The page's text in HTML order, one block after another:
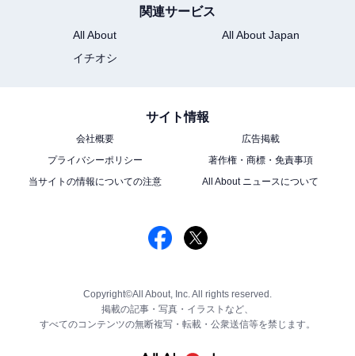
関連サービス
All About
All About Japan
イチオシ
サイト情報
会社概要
広告掲載
プライバシーポリシー
著作権・商標・免責事項
当サイトの情報についての注意
All About ニュースについて
Copyright©All About, Inc. All rights reserved.
掲載の記事・写真・イラストなど、
すべてのコンテンツの無断複写・転載・公衆送信等を禁じます。